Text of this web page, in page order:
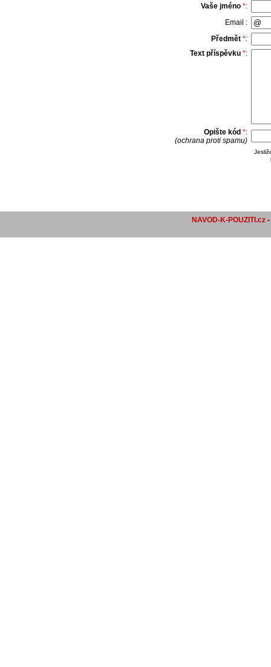
Vaše jméno *:
Email :
Předmět *:
Text příspěvku *:
Opište kód *:
(ochrana proti spamu)
NAVOD-K-POUZITI.cz